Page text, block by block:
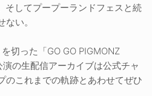
そしてプープーランドフェスと続
い。
切った「GO GO PIGMONZ
の生配信アーカイブは公式チャ
のこれまでの軌跡とあわせてぜひ